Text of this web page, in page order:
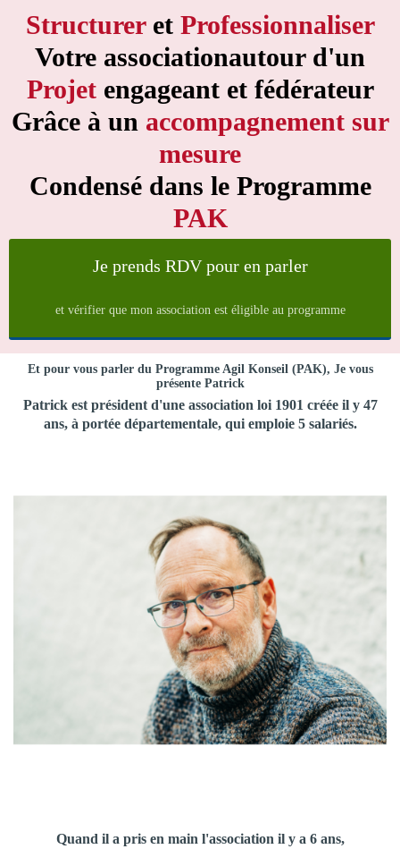
Structureret Professionnaliser
Votre associationautour d'un
Projetengageant et fédérateur
Grâce à un accompagnement sur
mesure
Condensé dans le Programme
PAK
Je prends RDV pour en parler
et vérifier que mon association est éligible au programme
Et pour vous parler du Programme Agil Konseil (PAK), Je vous
présente Patrick
Patrick est président d'une association loi 1901 créée il y 47
ans, à portée départementale, qui emploie 5 salariés.
Quand il a pris en main l'association il y a 6 ans,